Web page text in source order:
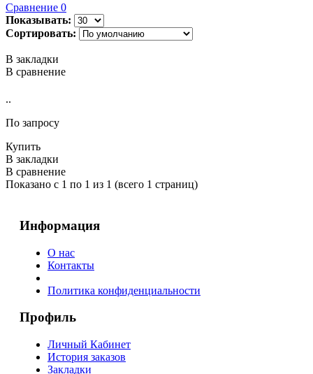
Сравнение 0
Показывать:
Сортировать:
В закладки
В сравнение
..
По запросу
Купить
В закладки
В сравнение
Показано с 1 по 1 из 1 (всего 1 страниц)
Информация
О нас
Контакты
Политика конфиденциальности
Профиль
Личный Кабинет
История заказов
Закладки